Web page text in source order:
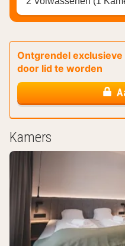
Ontgrendel
door lid te worden
Kamers